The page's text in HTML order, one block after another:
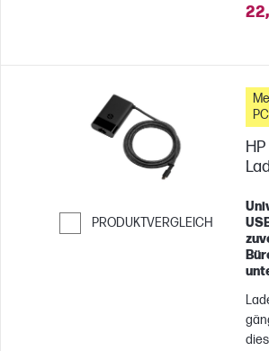
PRODUKTVERGLEICH
Weiter zum Vergleichen